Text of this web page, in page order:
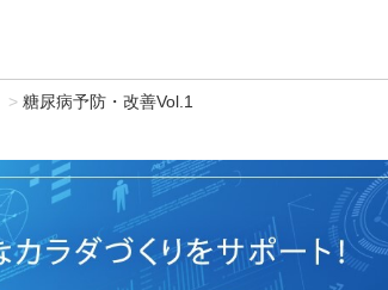
糖尿病予防・改善Vol.1